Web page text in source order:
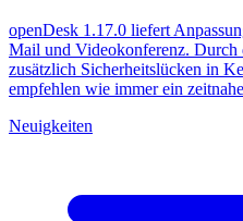
openDesk 1.17.0 liefert
Mail und Videokonferenz. Durch
zusätzlich Sicherheitslücken in
empfehlen wie immer ein
Neuigkeiten